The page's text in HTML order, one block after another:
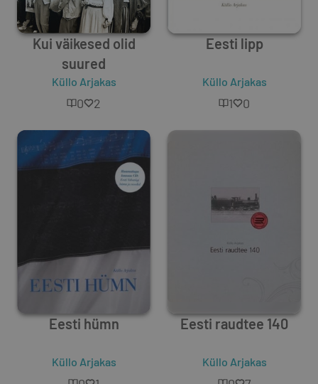
Kui väikesed olid
suured
Küllo Arjakas
0 2
Eesti lipp
Küllo Arjakas
1 0
Eesti hümn
Küllo Arjakas
Eesti raudtee 140
Küllo Arjakas